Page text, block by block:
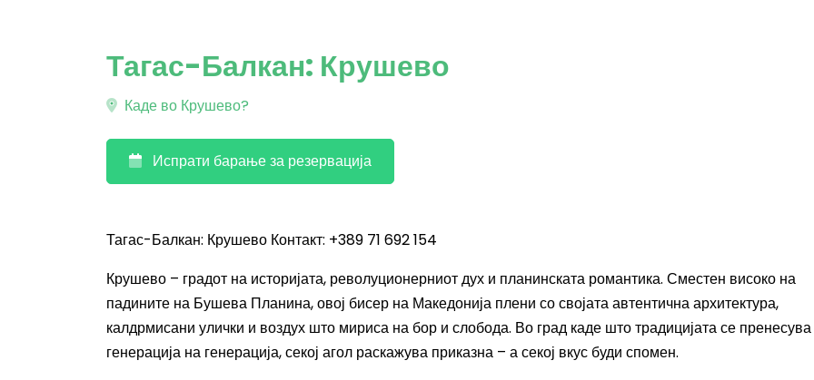
Тагас-Балкан: Крушево
Каде во Крушево?
Испрати барање за резервација
Тагас-Балкан: Крушево Контакт: +389 71 692 154
Крушево – градот на историјата, револуционерниот дух и планинската романтика. Сместен високо на
падините на Бушева Планина, овој бисер на Македонија плени со својата автентична архитектура,
калдрмисани улички и воздух што мириса на бор и слобода. Во град каде што традицијата се
генерација на генерација, секој агол раскажува приказна – а секој вкус буди спомен.